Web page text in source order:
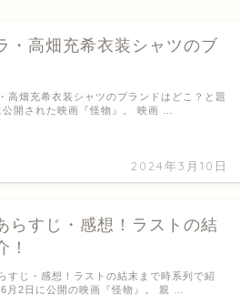
・高畑充希衣装シャツのブ
2024年3月10日
高畑充希衣装シャツのブランドはどこ？と題
開された映画『怪物』。 映画 …
らすじ・感想！ラストの結
！
すじ・感想！ラストの結末まで時系列で紹
月2日に公開の映画『怪物』。 親 …